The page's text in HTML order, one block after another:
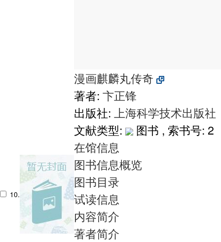
10.
漫画麒麟丸传奇
著者: 卞正锋
出版社: 上海科学技术出版社
文献类型:
图书 , 索书号: 2
在馆信息
图书信息概览
图书目录
试读信息
内容简介
著者简介